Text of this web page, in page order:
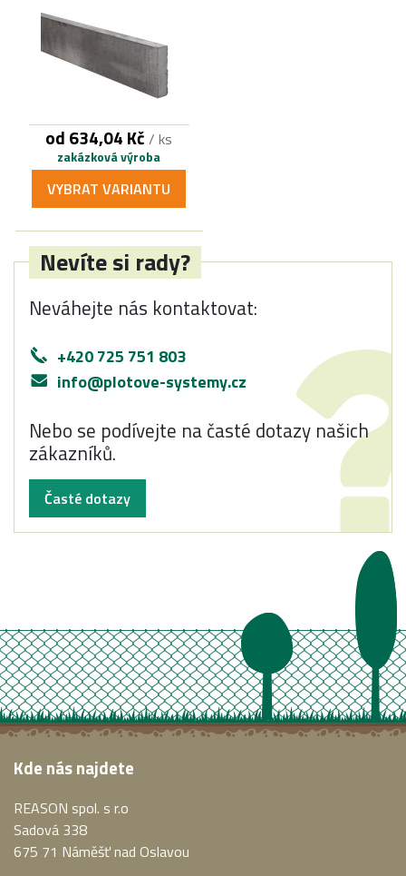
od 634,04 Kč / ks
zakázková výroba
VYBRAT VARIANTU
Nevíte si rady?
Neváhejte nás kontaktovat:
+420 725 751 803
info@plotove-systemy.cz
Nebo se podívejte na časté dotazy našich
zákazníků.
Časté dotazy
Kde nás najdete
REASON spol. s r.o
Sadová 338
675 71 Náměšť nad Oslavou